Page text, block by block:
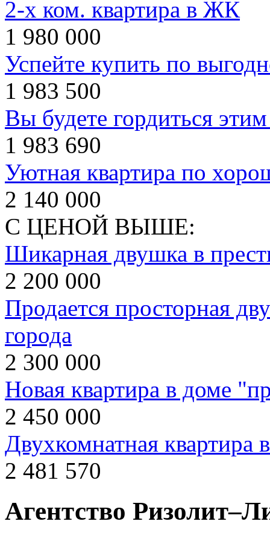
2-х ком. квартира в ЖК
1 980 000
Успейте купить по
1 983 500
Вы будете гордиться
1 983 690
Уютная квартира по
2 140 000
С ЦЕНОЙ ВЫШЕ:
Шикарная двушка в
2 200 000
Продается просторная
города
2 300 000
Новая квартира в доме
2 450 000
Двухкомнатная квартира
2 481 570
Агентство